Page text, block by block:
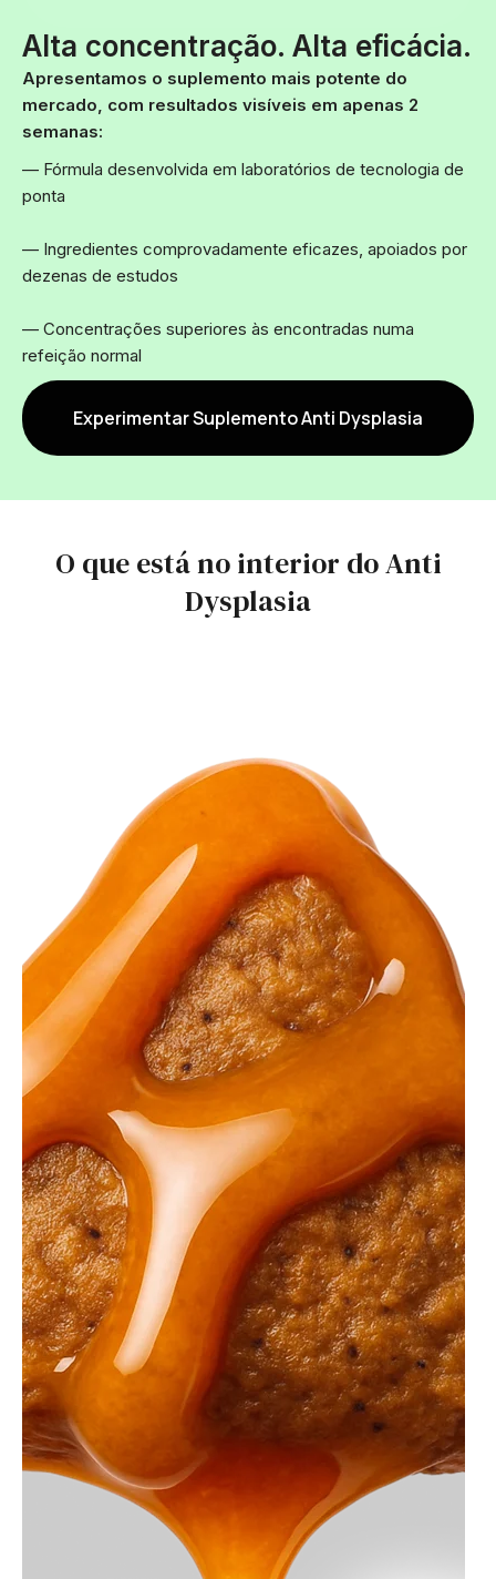
Alta concentração. Alta eficácia.
Apresentamos o suplemento mais potente do
mercado, com resultados visíveis em apenas 2
semanas:
— Fórmula desenvolvida em laboratórios de tecnologia de
ponta
— Ingredientes comprovadamente eficazes, apoiados por
dezenas de estudos
— Concentrações superiores às encontradas numa
refeição normal
Experimentar Suplemento Anti Dysplasia
O que está no interior do Anti
Dysplasia